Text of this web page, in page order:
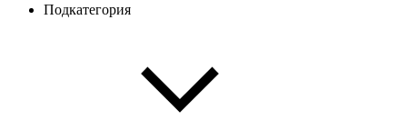
Подкатегория